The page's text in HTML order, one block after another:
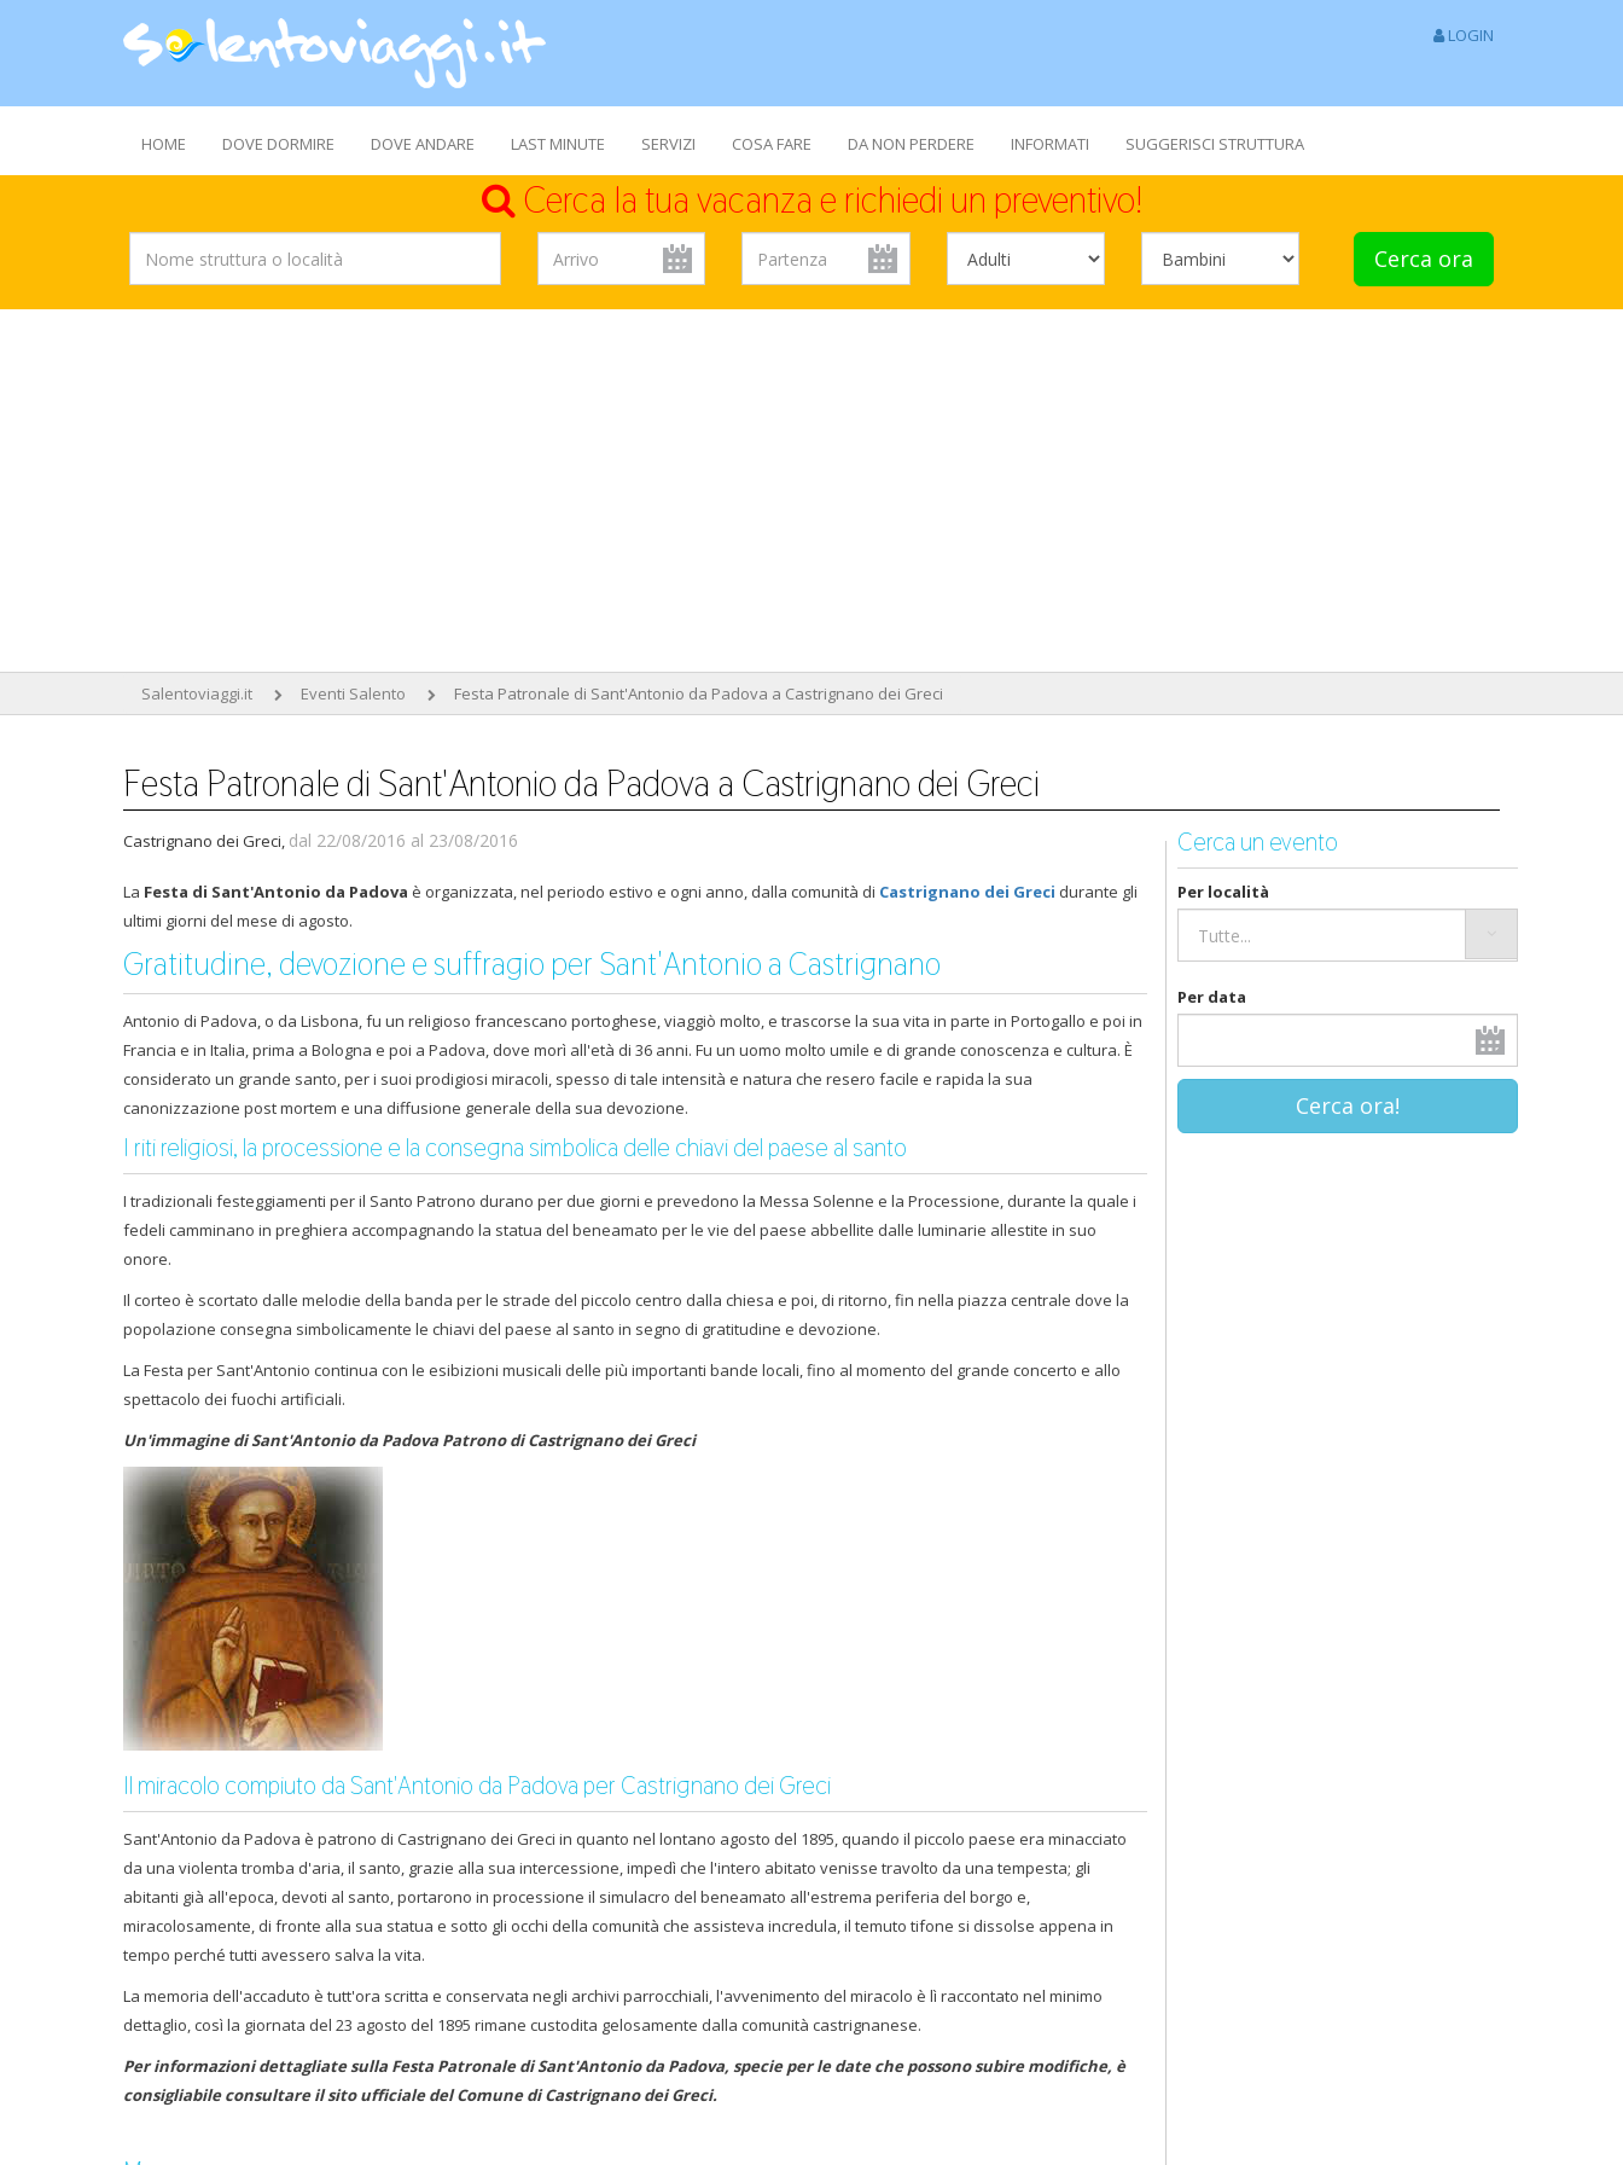
LOGIN
HOME DOVE DORMIRE DOVE ANDARE LAST MINUTE SERVIZI COSA FARE DA NON PERDERE INFORMATI SUGGERISCI STRUTTURA
Cerca la tua vacanza e richiedi un preventivo!
Cerca ora
Salentoviaggi.it Eventi Salento Festa Patronale di Sant'Antonio da Padova a Castrignano dei Greci
Festa Patronale di Sant'Antonio da Padova a Castrignano dei Greci
Castrignano dei Greci, dal 22/08/2016 al 23/08/2016
La Festa di Sant'Antonio da Padova è organizzata, nel periodo estivo e ogni anno, dalla comunità di Castrignano dei Greci durante gli
ultimi giorni del mese di agosto.
Gratitudine, devozione e suffragio per Sant'Antonio a Castrignano
Antonio di Padova, o da Lisbona, fu un religioso francescano portoghese, viaggiò molto, e trascorse la sua vita in parte in Portogallo e poi in
Francia e in Italia, prima a Bologna e poi a Padova, dove morì all'età di 36 anni. Fu un uomo molto umile e di grande conoscenza e cultura. È
considerato un grande santo, per i suoi prodigiosi miracoli, spesso di tale intensità e natura che resero facile e rapida la sua
canonizzazione post mortem e una diffusione generale della sua devozione.
I riti religiosi, la processione e la consegna simbolica delle chiavi del paese al santo
I tradizionali festeggiamenti per il Santo Patrono durano per due giorni e prevedono la Messa Solenne e la Processione, durante la quale i
fedeli camminano in preghiera accompagnando la statua del beneamato per le vie del paese abbellite dalle luminarie allestite in suo
onore.
Il corteo è scortato dalle melodie della banda per le strade del piccolo centro dalla chiesa e poi, di ritorno, fin nella piazza centrale dove la
popolazione consegna simbolicamente le chiavi del paese al santo in segno di gratitudine e devozione.
La Festa per Sant'Antonio continua con le esibizioni musicali delle più importanti bande locali, fino al momento del grande concerto e allo
spettacolo dei fuochi artificiali.
Un'immagine di Sant'Antonio da Padova Patrono di Castrignano dei Greci
Il miracolo compiuto da Sant'Antonio da Padova per Castrignano dei Greci
Sant'Antonio da Padova è patrono di Castrignano dei Greci in quanto nel lontano agosto del 1895, quando il piccolo paese era minacciato
da una violenta tromba d'aria, il santo, grazie alla sua intercessione, impedì che l'intero abitato venisse travolto da una tempesta; gli
abitanti già all'epoca, devoti al santo, portarono in processione il simulacro del beneamato all'estrema periferia del borgo e,
miracolosamente, di fronte alla sua statua e sotto gli occhi della comunità che assisteva incredula, il temuto tifone si dissolse appena in
tempo perché tutti avessero salva la vita.
La memoria dell'accaduto è tutt'ora scritta e conservata negli archivi parrocchiali, l'avvenimento del miracolo è lì raccontato nel minimo
dettaglio, così la giornata del 23 agosto del 1895 rimane custodita gelosamente dalla comunità castrignanese.
Per informazioni dettagliate sulla Festa Patronale di Sant'Antonio da Padova, specie per le date che possono subire modifiche, è
consigliabile consultare il sito ufficiale del Comune di Castrignano dei Greci.
Cerca un evento
Per località
Per data
Cerca ora!